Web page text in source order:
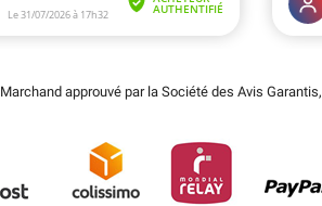
Marchand approuvé par la Société des Avis Garantis,